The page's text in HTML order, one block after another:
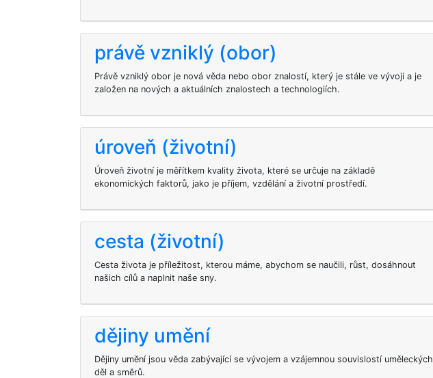
právě vzniklý (obor)
Právě vzniklý obor je nová věda nebo obor znalostí, který je stále ve vývoji a je
založen na nových a aktuálních znalostech a technologiích.
úroveň (životní)
Úroveň životní je měřítkem kvality života, které se určuje na základě
ekonomických faktorů, jako je příjem, vzdělání a životní prostředí.
cesta (životní)
Cesta života je příležitost, kterou máme, abychom se naučili, růst, dosáhnout
našich cílů a naplnit naše sny.
dějiny umění
Dějiny umění jsou věda zabývající se vývojem a vzájemnou souvislostí uměleckých
děl a směrů.